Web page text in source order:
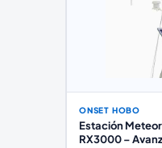
ONSET HOBO
Estación
RX3000 –